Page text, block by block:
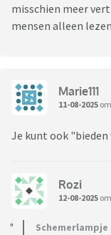
misschien meer
mensen alleen
Marie111
11-08-2025
Je kunt ook
Rozi
12-08-2025
Schemerlampje